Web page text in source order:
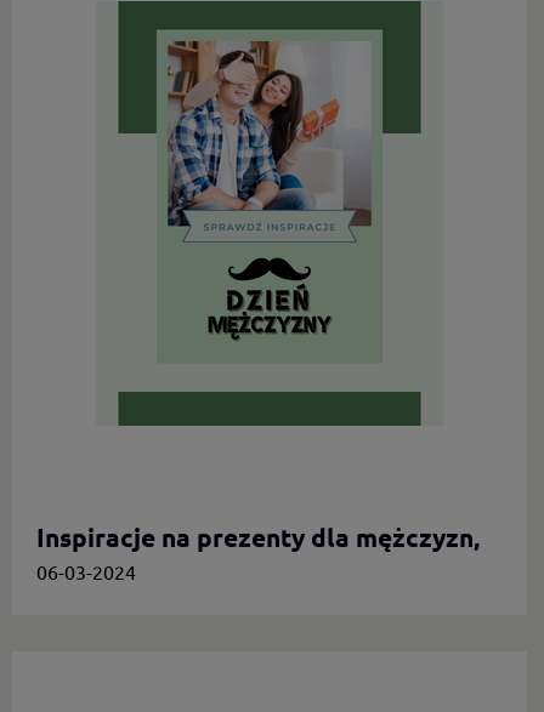
Inspiracje na prezenty dla mężczyzn,
którzy cenią oryginalność
06-03-2024